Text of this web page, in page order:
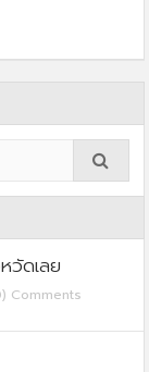
วัดเลย
Comments